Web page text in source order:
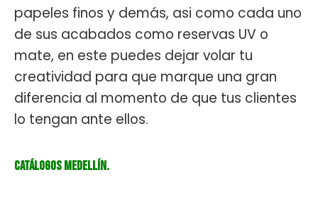
papeles finos y demás, asi como cada uno
de sus acabados como reservas UV o
mate, en este puedes dejar volar tu
creatividad para que marque una gran
diferencia al momento de que tus clientes
lo tengan ante ellos.
Catálogos Medellín.